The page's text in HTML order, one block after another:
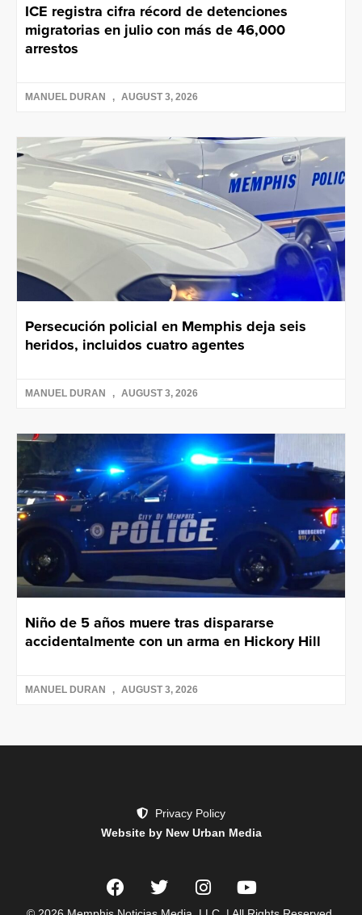
ICE registra cifra récord de detenciones
migratorias en julio con más de 46,000
arrestos
MANUEL DURAN AUGUST 3, 2026
Persecución policial en Memphis deja seis
heridos, incluidos cuatro agentes
MANUEL DURAN AUGUST 3, 2026
Niño de 5 años muere tras dispararse
accidentalmente con un arma en Hickory Hill
MANUEL DURAN AUGUST 3, 2026
Privacy Policy
Website by New Urban Media